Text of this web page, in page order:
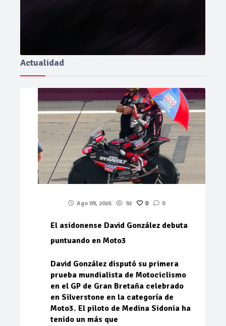
Actualidad
Ago 09, 2026 92 0 0
El asidonense David González debuta
puntuando en Moto3
David González disputó su primera
prueba mundialista de Motociclismo
en el GP de Gran Bretaña celebrado
en Silverstone en la categoría de
Moto3. El piloto de Medina Sidonia ha
tenido un más que